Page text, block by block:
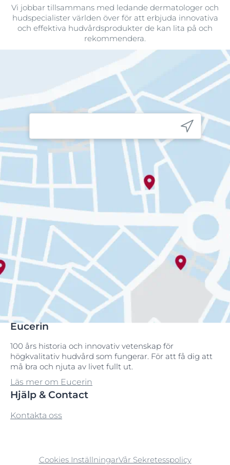
Vi jobbar tillsammans med ledande dermatologer och
hudspecialister världen över för att erbjuda innovativa
och effektiva hudvårdsprodukter de kan lita på och
rekommendera.
Eucerin
100 års historia och innovativ vetenskap för
högkvalitativ hudvård som fungerar. För att få dig att
må bra och njuta av livet fullt ut.
Läs mer om Eucerin
Hjälp & Contact
Kontakta oss
Cookies InställningarVår Sekretesspolicy